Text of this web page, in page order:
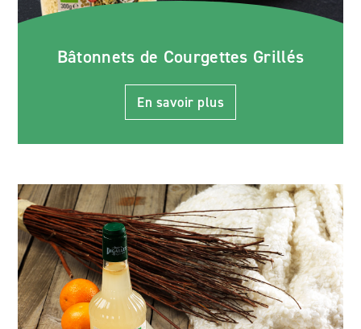
Bâtonnets de Courgettes Grillés
En savoir plus